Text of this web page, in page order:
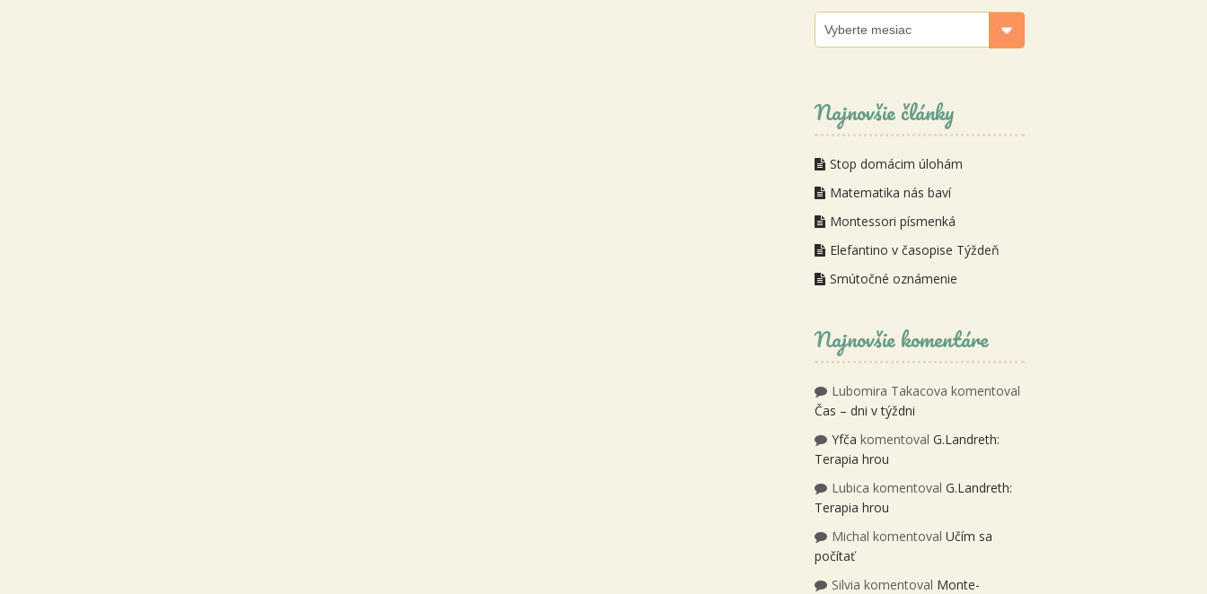
Archív
Najnovšie články
Stop domácim úlohám
Matematika nás baví
Montessori písmenká
Elefantino v časopise Týždeň
Smútočné oznámenie
Najnovšie komentáre
Lubomira Takacova komentoval
Čas – dni v týždni
Yfča komentovalG.Landreth:
Terapia hrou
Lubica komentovalG.Landreth:
Terapia hrou
Michal komentovalUčím sa
počítať
Silvia komentoval Monte-